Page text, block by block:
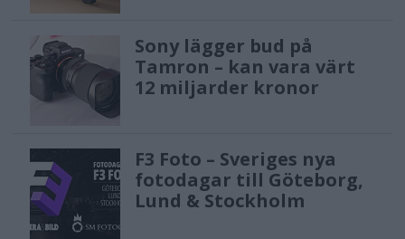
Sony lägger bud på
Tamron – kan vara värt
12 miljarder kronor
F3 Foto – Sveriges nya
fotodagar till Göteborg,
Lund & Stockholm